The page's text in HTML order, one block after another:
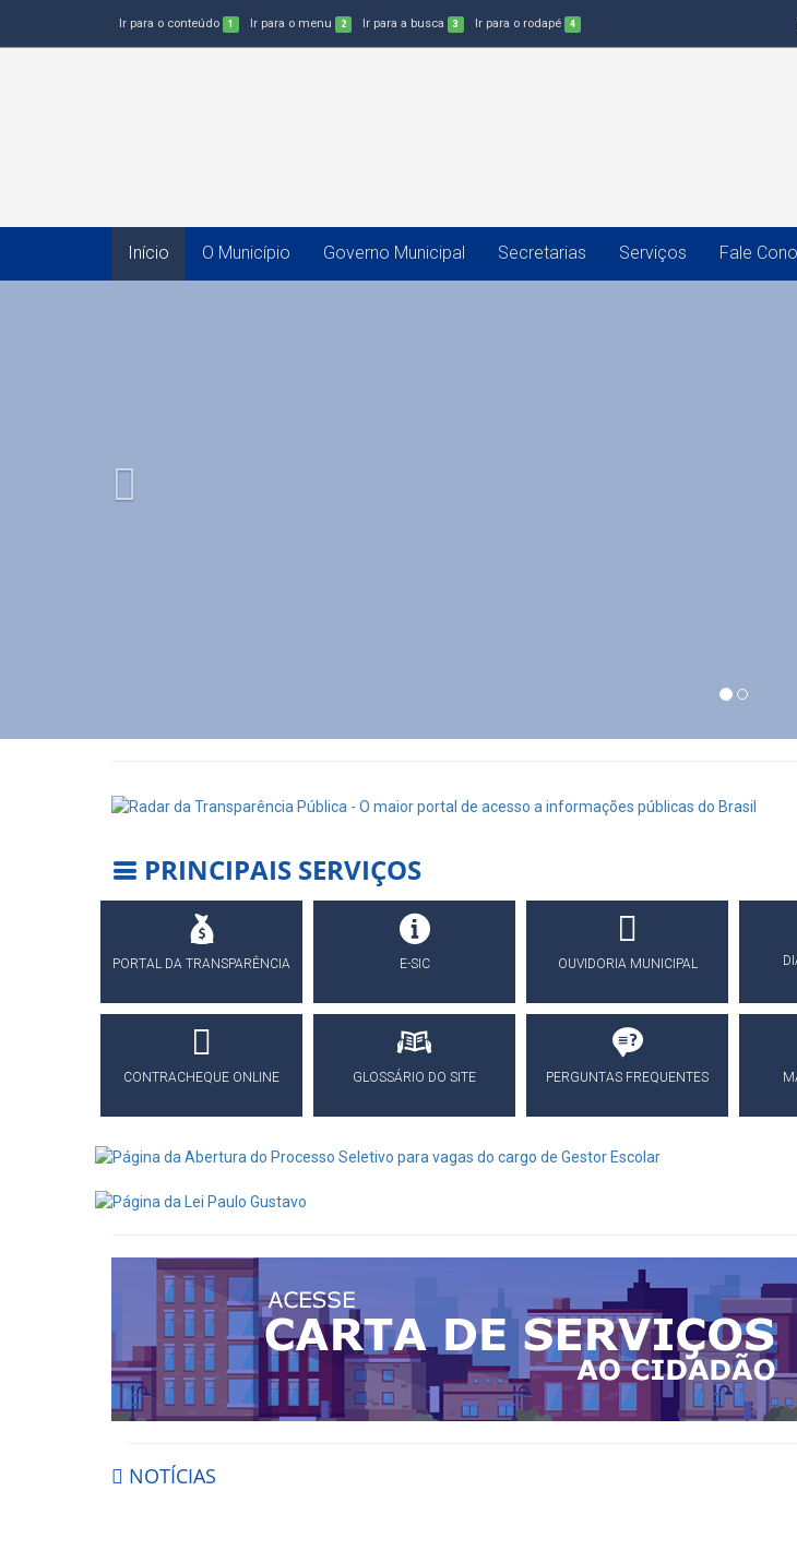
Ir para o conteúdo 1 Ir para o menu 2 Ir para a busca 3 Ir para o rodapé 4
Início O Município Governo Municipal Secretarias Serviços Fale
PRINCIPAIS SERVIÇOS
PORTAL DA TRANSPARÊNCIA E-SIC OUVIDORIA MUNICIPAL
CONTRACHEQUE ONLINE GLOSSÁRIO DO SITE PERGUNTAS FREQUENTES
NOTÍCIAS